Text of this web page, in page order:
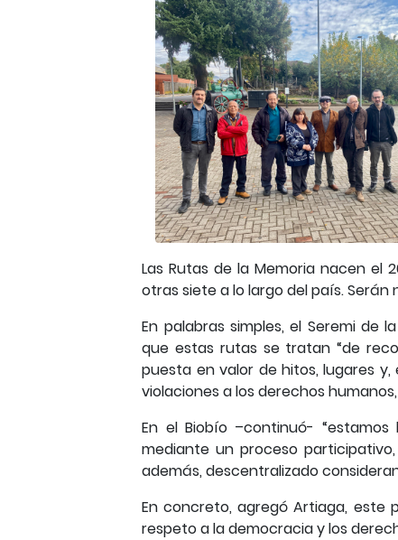
Las Rutas de la Memoria nacen el
otras siete a lo largo del país.
En palabras simples, el Seremi de
que estas rutas se tratan “de
puesta en valor de hitos, lugares
violaciones a los derechos
En el Biobío –continuó-
mediante un proceso
además, descentralizado
En concreto, agregó Artiaga, este
respeto a la democracia y los